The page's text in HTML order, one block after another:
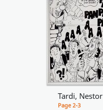
Page 2-3